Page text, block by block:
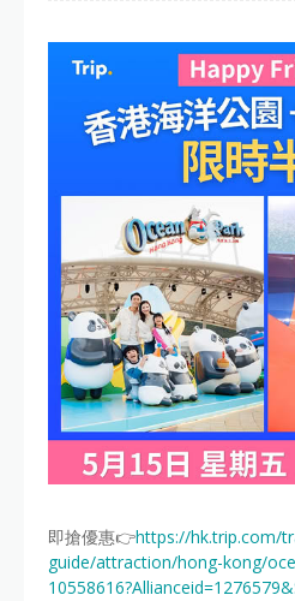
即搶優惠👉https://hk.trip.com/
guide/attraction/hong-kong/